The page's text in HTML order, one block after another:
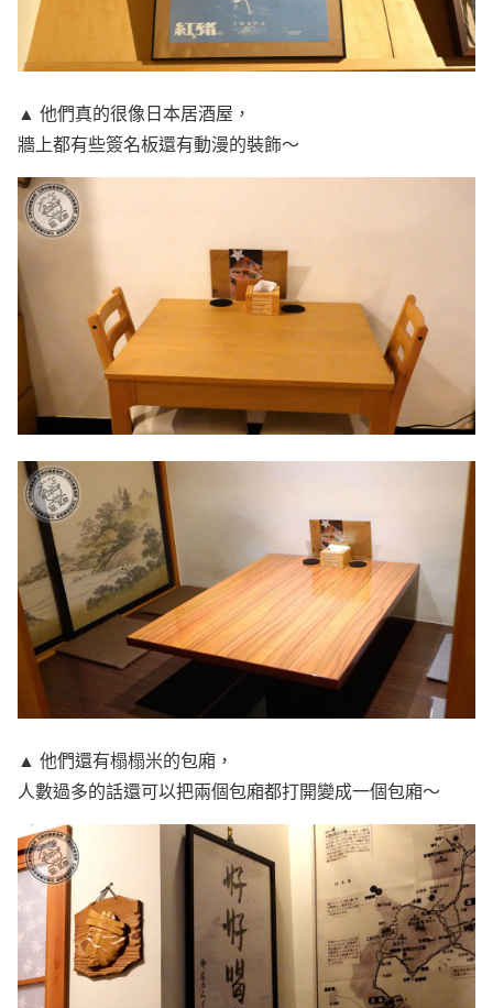
▲ 他們真的很像日本居酒屋，
牆上都有些簽名板還有動漫的裝飾～
▲ 他們還有榻榻米的包廂，
人數過多的話還可以把兩個包廂都打開變成一個包廂～